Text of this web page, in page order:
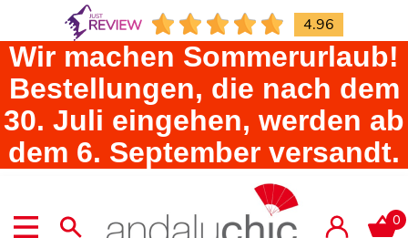
4.96
Wir machen Sommerurlaub!
Bestellungen, die nach dem
30. Juli eingehen, werden ab
dem 6. September versandt.
0